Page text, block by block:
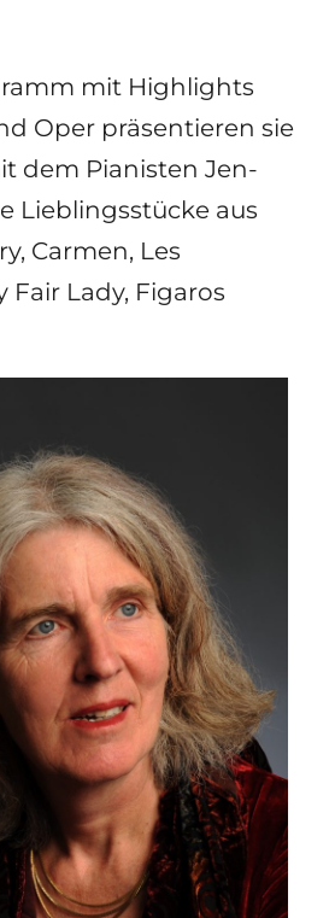
mit Highlights
Oper präsentieren sie
dem Pianisten Jen-
Lieblingsstücke aus
Carmen, Les
Fair Lady, Figaros